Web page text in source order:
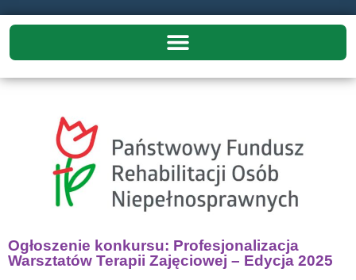
Ogłoszenie konkursu: Profesjonalizacja
Warsztatów Terapii Zajęciowej – Edycja 2025